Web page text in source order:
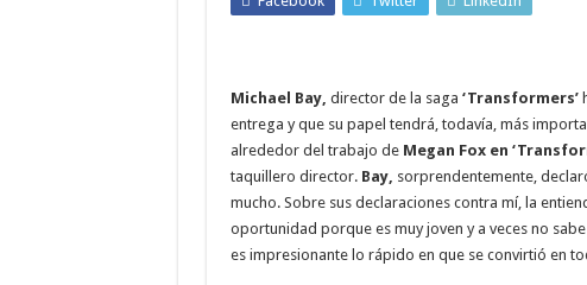
Michael Bay, director de la saga ‘Transformers’
entrega y que su papel tendrá, todavía, más
alrededor del trabajo deMegan Fox en
taquillero director. Bay, sorprendentemente,
mucho. Sobre sus declaraciones contra mí, la
oportunidad porque es muy joven y a veces no
es impresionante lo rápido en que se convirtió en